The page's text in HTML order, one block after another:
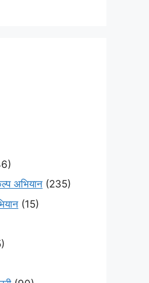
अभियान (235)
(15)